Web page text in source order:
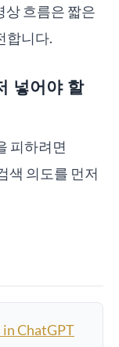
상 흐름은 짧은
합니다.
넣어야 할
피하려면
색 의도를 먼저
ChatGPT